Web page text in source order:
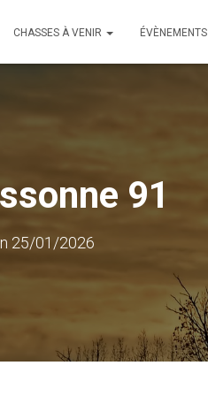
CHASSES À VENIR ÉVÈNEMENTS
91
25/01/2026